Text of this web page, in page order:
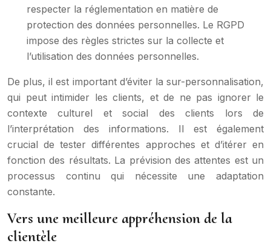
respecter la réglementation en matière de
protection des données personnelles. Le RGPD
impose des règles strictes sur la collecte et
l’utilisation des données personnelles.
De plus, il est important d’éviter la sur-personnalisation,
qui peut intimider les clients, et de ne pas ignorer le
contexte culturel et social des clients lors de
l’interprétation des informations. Il est également
crucial de tester différentes approches et d’itérer en
fonction des résultats. La prévision des attentes est un
processus continu qui nécessite une adaptation
constante.
Vers une meilleure appréhension de la
clientèle